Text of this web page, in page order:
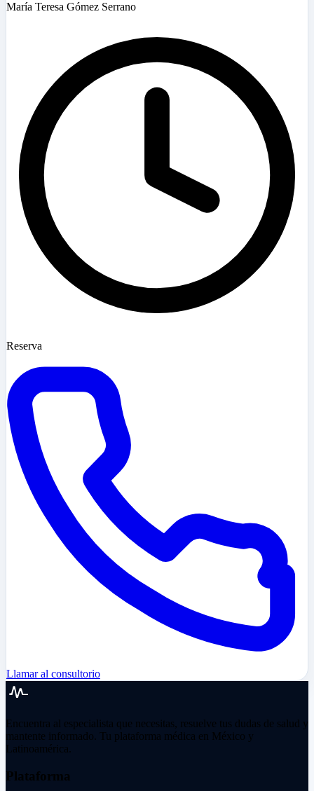
María Teresa Gómez Serrano
Reserva
Llamar al consultorio
Encuentra al especialista que necesitas, resuelve tus dudas de salud y
mantente informado. Tu plataforma médica en México y
Latinoamérica.
Plataforma